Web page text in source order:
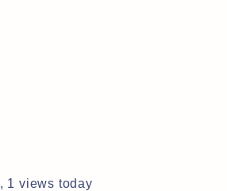
, 1 views today